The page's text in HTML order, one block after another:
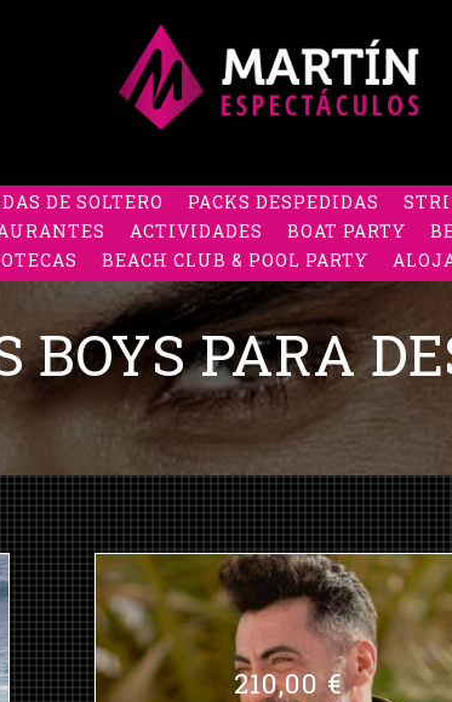
DE SOLTERO PACKS DESPEDIDAS
ACTIVIDADES BOAT PARTY
BEACH CLUB & POOL PARTY
BOYS PARA
210,00 €